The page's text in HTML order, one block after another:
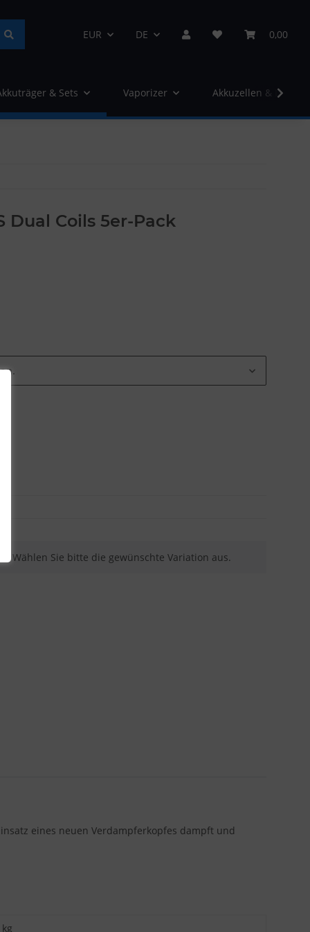
EUR DE 0,00
& Sets Vaporizer Akkuzellen &
Dual Coils 5er-Pack
Wählen Sie bitte die gewünschte Variation aus.
eines neuen Verdampferkopfes dampft und
kg